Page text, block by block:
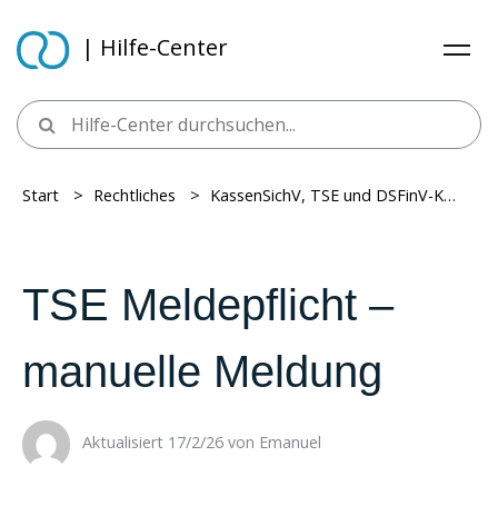
| Hilfe-Center
Start > ​ Rechtliches > ​ KassenSichV, TSE und DSFinV-K > ​
TSE Meldepflicht –
manuelle Meldung
Aktualisiert 17/2/26 ​von Emanuel